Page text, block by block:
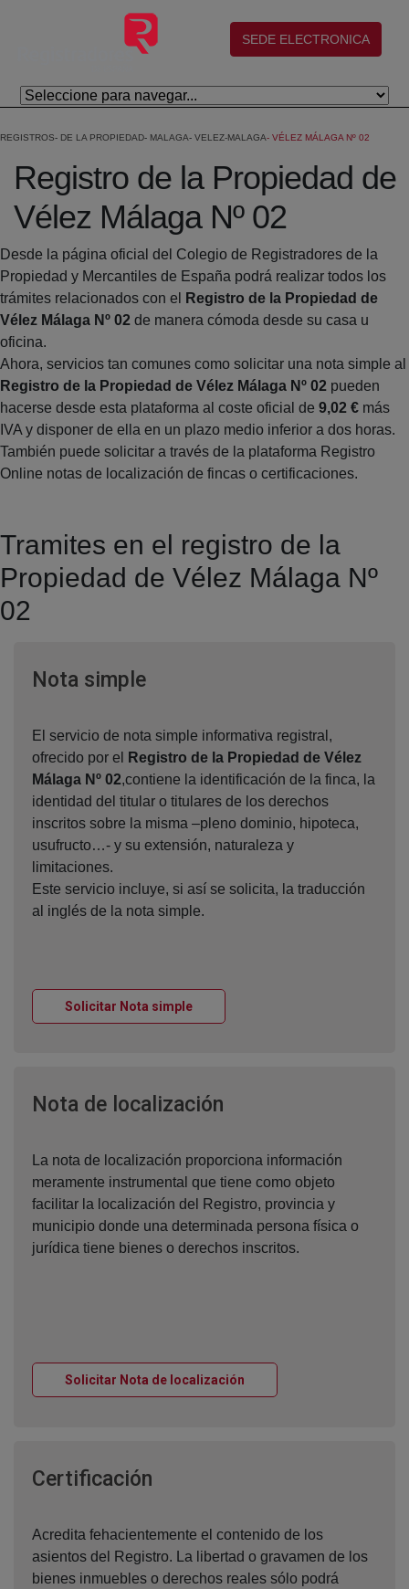
Skip to Main Content
(abre en nueva ventana)
SEDE ELECTRONICA
REGISTROS DE LA PROPIEDAD MALAGA VELEZ-MALAGA VÉLEZ MÁLAGA Nº 02
Registro de la Propiedad de
Vélez Málaga Nº 02
Desde la página oficial del Colegio de Registradores de la
Propiedad y Mercantiles de España podrá realizar todos los
trámites relacionados con el
Registro de la Propiedad de
Vélez Málaga Nº 02 de manera cómoda desde su casa u
oficina.
Ahora, servicios tan comunes como solicitar una nota simple al
Registro de la Propiedad de Vélez Málaga Nº 02 pueden
hacerse desde esta plataforma al coste oficial de 9,02 € más
IVA y disponer de ella en un plazo medio inferior a dos horas.
También puede solicitar a través de la plataforma Registro
Online notas de localización de fincas o certificaciones.
Tramites en el registro de la
Propiedad de Vélez Málaga Nº
02
Nota simpleVentana nueva
El servicio de nota simple informativa registral,
ofrecido por el
Registro de la Propiedad de Vélez
Málaga Nº 02,contiene la identificación de la finca, la
identidad del titular o titulares de los derechos
inscritos sobre la misma –pleno dominio, hipoteca,
usufructo…- y su extensión, naturaleza y
limitaciones.
Este servicio incluye, si así se solicita, la traducción
al inglés de la nota simple.
Solicitar Nota simpleVentana nueva
Nota de localización
La nota de localización proporciona información
meramente instrumental que tiene como objeto
facilitar la localización del Registro, provincia y
municipio donde una determinada persona física o
jurídica tiene bienes o derechos inscritos.
Solicitar Nota de localización
Certificación
Acredita fehacientemente el contenido de los
asientos del Registro. La libertad o gravamen de los
bienes inmuebles o derechos reales sólo podrá